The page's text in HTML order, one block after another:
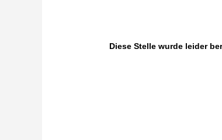
Diese Stelle wurde leider